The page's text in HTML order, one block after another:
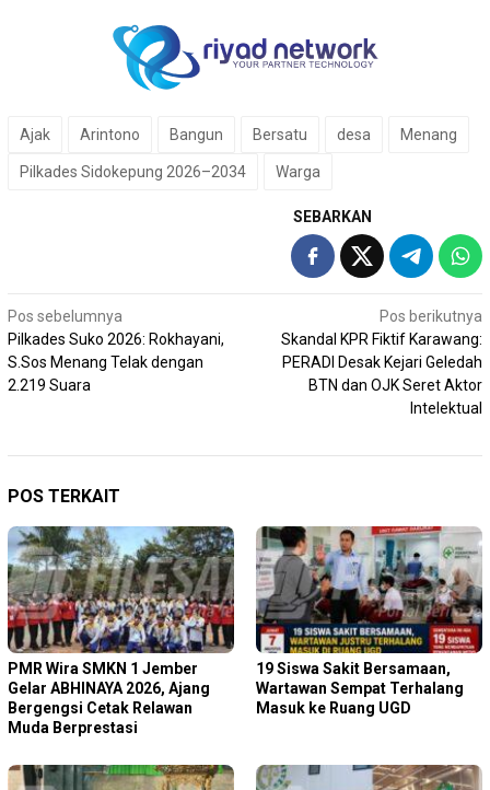
Ajak Arintono Bangun Bersatu desa Menang
Pilkades Sidokepung 2026–2034 Warga
SEBARKAN
Navigasi
pos
Pos sebelumnya
Pilkades Suko 2026: Rokhayani,
S.Sos Menang Telak dengan
2.219 Suara
Pos berikutnya
Skandal KPR Fiktif Karawang:
PERADI Desak Kejari Geledah
BTN dan OJK Seret Aktor
Intelektual
POS TERKAIT
PMR Wira SMKN 1 Jember
Gelar ABHINAYA 2026, Ajang
Bergengsi Cetak Relawan
Muda Berprestasi
19 Siswa Sakit Bersamaan,
Wartawan Sempat Terhalang
Masuk ke Ruang UGD